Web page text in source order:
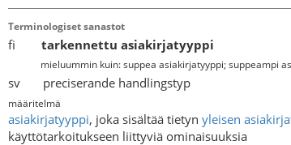
Terminologiset sanastot
fi tarkennettu asiakirjatyyppi
mieluummin kuin: suppea asiakirjatyyppi; suppeampi
sv preciserande handlingstyp
määritelmä
asiakirjatyyppi, joka sisältää tietyn yleisen
käyttötarkoitukseen liittyviä ominaisuuksia